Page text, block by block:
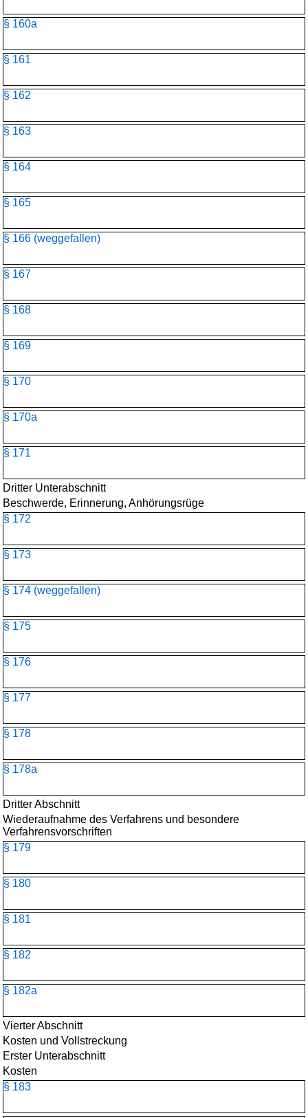
§ 160a
§ 161
§ 162
§ 163
§ 164
§ 165
§ 166 (weggefallen)
§ 167
§ 168
§ 169
§ 170
§ 170a
§ 171
Dritter Unterabschnitt
Beschwerde, Erinnerung, Anhörungsrüge
§ 172
§ 173
§ 174 (weggefallen)
§ 175
§ 176
§ 177
§ 178
§ 178a
Dritter Abschnitt
Wiederaufnahme des Verfahrens und besondere
Verfahrensvorschriften
§ 179
§ 180
§ 181
§ 182
§ 182a
Vierter Abschnitt
Kosten und Vollstreckung
Erster Unterabschnitt
Kosten
§ 183